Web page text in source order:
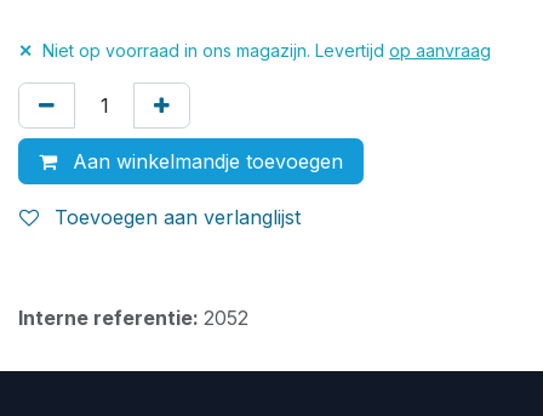
✕ Niet op voorraad in ons magazijn. Levertijd op aanvraag
Aan winkelmandje toevoegen
Toevoegen aan verlanglijst
Interne referentie: 2052